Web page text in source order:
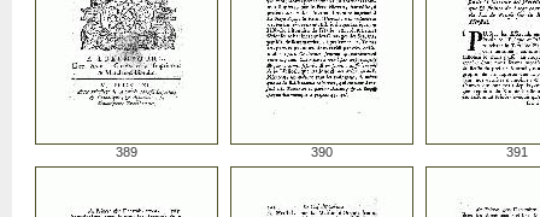
389 390 391